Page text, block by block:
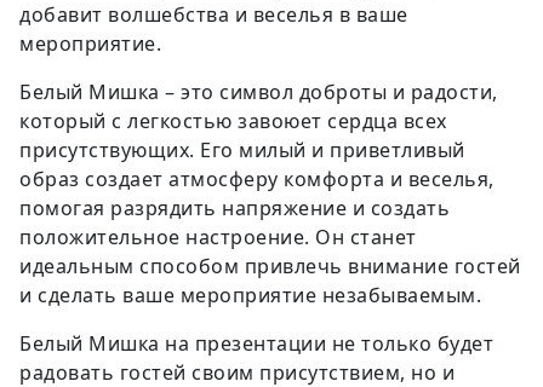
добавит волшебства и веселья в ваше
мероприятие.
Белый Мишка – это символ доброты и радости,
который с легкостью завоюет сердца всех
присутствующих. Его милый и приветливый
образ создает атмосферу комфорта и веселья,
помогая разрядить напряжение и создать
положительное настроение. Он станет
идеальным способом привлечь внимание гостей
и сделать ваше мероприятие незабываемым.
Белый Мишка на презентации не только будет
радовать гостей своим присутствием, но и